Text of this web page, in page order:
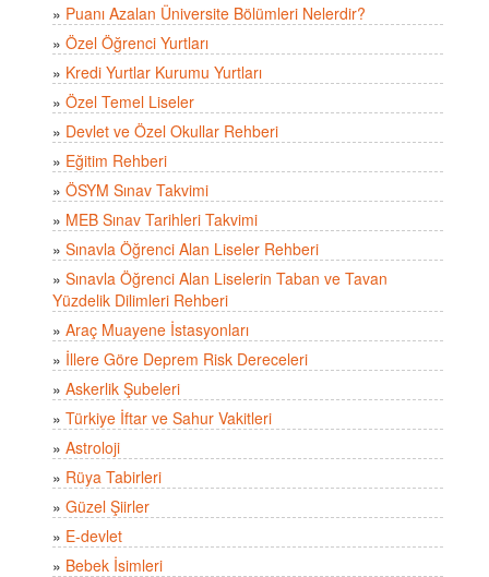
» Puanı Azalan Üniversite Bölümleri Nelerdir?
» Özel Öğrenci Yurtları
» Kredi Yurtlar Kurumu Yurtları
» Özel Temel Liseler
» Devlet ve Özel Okullar Rehberi
» Eğitim Rehberi
» ÖSYM Sınav Takvimi
» MEB Sınav Tarihleri Takvimi
» Sınavla Öğrenci Alan Liseler Rehberi
» Sınavla Öğrenci Alan Liselerin Taban ve Tavan
Yüzdelik Dilimleri Rehberi
» Araç Muayene İstasyonları
» İllere Göre Deprem Risk Dereceleri
» Askerlik Şubeleri
» Türkiye İftar ve Sahur Vakitleri
» Astroloji
» Rüya Tabirleri
» Güzel Şiirler
» E-devlet
» Bebek İsimleri